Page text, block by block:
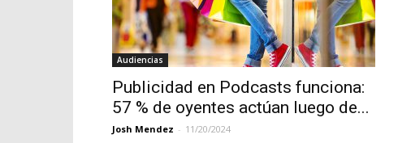
Audiencias
Publicidad en Podcasts funciona:
57 % de oyentes actúan luego de...
Josh Mendez - 11/20/2024